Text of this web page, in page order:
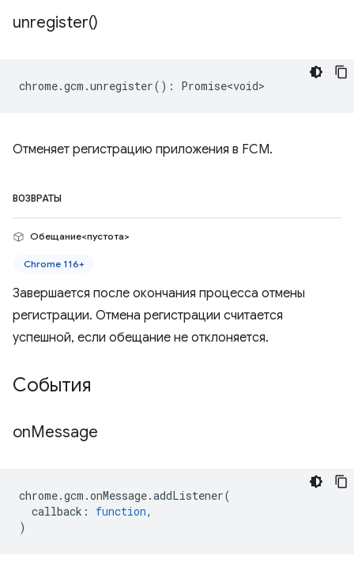
unregister()
chrome.gcm .unregister() : Promise<void>
Отменяет регистрацию приложения в FCM.
ВОЗВРАТЫ
Обещание<пустота>
Chrome 116+
Завершается после окончания процесса отмены
регистрации. Отмена регистрации считается
успешной, если обещание не отклоняется.
События
onMessage
chrome.gcm .onMessage.addListener(
callback : function,
)